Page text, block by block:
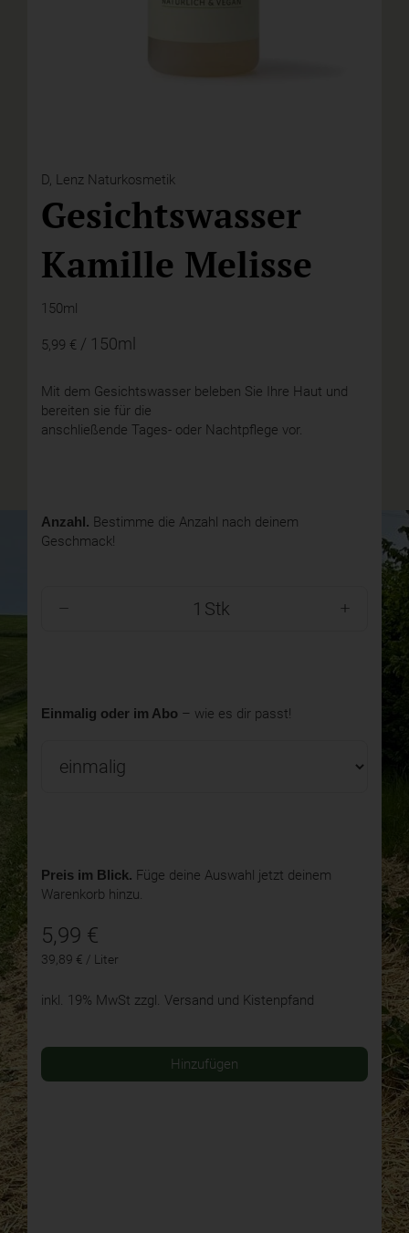
D, Lenz Naturkosmetik
Gesichtswasser
Kamille Melisse
150ml
5,99 € / 150ml
Mit dem Gesichtswasser beleben Sie Ihre Haut und
bereiten sie für die
anschließende Tages- oder Nachtpflege vor.
Anzahl. Bestimme die Anzahl nach deinem
Geschmack!
Stk
Einmalig oder im Abo – wie es dir passt!
Preis im Blick. Füge deine Auswahl jetzt deinem
Warenkorb hinzu.
5,99 €
39,89 € / Liter
inkl. 19% MwSt zzgl. Versand und Kistenpfand
Hinzufügen